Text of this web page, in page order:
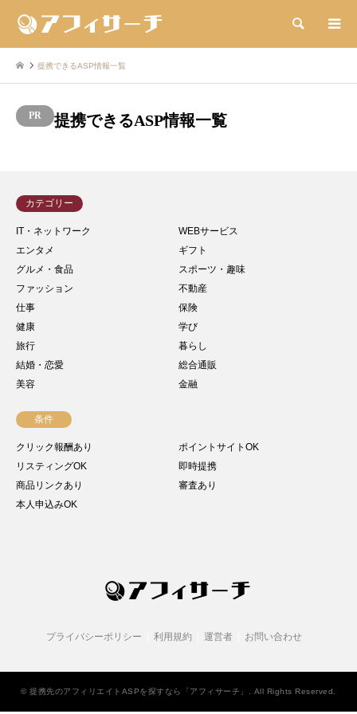
検索
提携できるASP情報一覧
提携できるASP情報一覧
カテゴリー
IT・ネットワーク
WEBサービス
エンタメ
ギフト
グルメ・食品
スポーツ・趣味
ファッション
不動産
仕事
保険
健康
学び
旅行
暮らし
結婚・恋愛
総合通販
美容
金融
条件
クリック報酬あり
ポイントサイトOK
リスティングOK
即時提携
商品リンクあり
審査あり
本人申込みOK
プライバシーポリシー 利用規約 運営者 お問い合わせ
©提携先のアフィリエイトASPを探すなら「アフィサーチ」 . All Rights Reserved.